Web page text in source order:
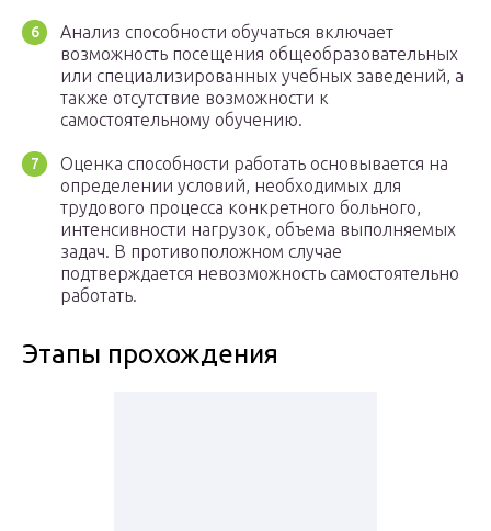
Анализ способности обучаться включает
возможность посещения общеобразовательных
или специализированных учебных заведений, а
также отсутствие возможности к
самостоятельному обучению.
Оценка способности работать основывается на
определении условий, необходимых для
трудового процесса конкретного больного,
интенсивности нагрузок, объема выполняемых
задач. В противоположном случае
подтверждается невозможность самостоятельно
работать.
Этапы прохождения